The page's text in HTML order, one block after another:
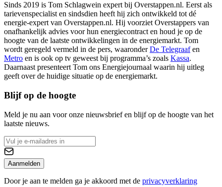
Sinds 2019 is Tom Schlagwein expert bij Overstappen.nl. Eerst als
tarievenspecialist en sindsdien heeft hij zich ontwikkeld tot dé
energie-expert van Overstappen.nl. Hij voorziet Overstappers van
onafhankelijk advies voor hun energiecontract en houd je op de
hoogte van de laatste ontwikkelingen in de energiemarkt. Tom
wordt geregeld vermeld in de pers, waaronderDe Telegraafen
Metro en is ook op tv geweest bij programma’s zoals Kassa.
Daarnaast presenteert Tom ons Energiejournaal waarin hij uitleg
geeft over de huidige situatie op de energiemarkt.
Blijf op de hoogte
Meld je nu aan voor onze nieuwsbrief en blijf op de hoogte van het
laatste nieuws.
Aanmelden
Door je aan te melden ga je akkoord met de privacyverklaring